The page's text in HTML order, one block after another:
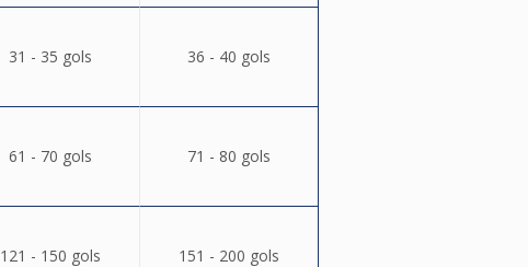
31 - 35 gols 36 - 40 gols
61 - 70 gols 71 - 80 gols
121 - 150 gols 151 - 200 gols